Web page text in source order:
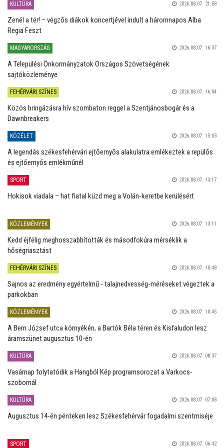
KULTÚRA 2026.08.07. 21:58
Zenél a tér! – végzős diákok koncertjével indult a háromnapos Alba
Regia Feszt
MAGYARORSZÁG 2026.08.07. 16:37
A Települési Önkormányzatok Országos Szövetségének
sajtóközleménye
FEHÉRVÁRI SZÍNES 2026.08.07. 16:04
Közös bringázásra hív szombaton reggel a Szentjánosbogár és a
Dawnbreakers
KÖZÉLET 2026.08.07. 15:03
A legendás székesfehérvári ejtőernyős alakulatra emlékeztek a repülős
és ejtőernyős emlékműnél
SPORT 2026.08.07. 13:17
Hokisok viadala – hat fiatal küzd meg a Volán-keretbe kerülésért
KÖZLEMÉNYEK 2026.08.07. 13:11
Kedd éjfélig meghosszabbították és másodfokúra mérséklik a
hőségriasztást
FEHÉRVÁRI SZÍNES 2026.08.07. 10:48
Sajnos az eredmény egyértelmű - talajnedvesség-méréseket végeztek a
parkokban
KÖZLEMÉNYEK 2026.08.07. 10:45
A Bem József utca környékén, a Bartók Béla téren és Kisfaludon lesz
áramszünet augusztus 10-én
KULTÚRA 2026.08.07. 08:37
Vasárnap folytatódik a Hangból Kép programsorozat a Varkocs-
szobornál
KULTÚRA 2026.08.07. 07:08
Augusztus 14-én pénteken lesz Székesfehérvár fogadalmi szentmiséje
SPORT 2026.08.07. 06:42